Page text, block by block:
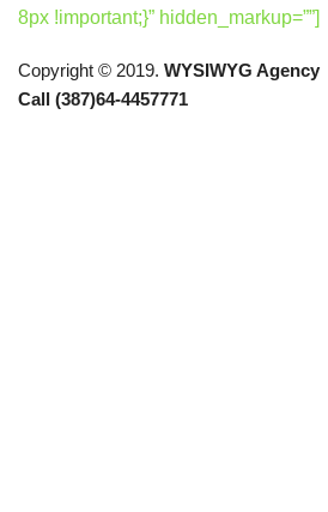
8px !important;}” hidden_markup=””]
Copyright © 2019. WYSIWYG Agency
Call (387)64-4457771